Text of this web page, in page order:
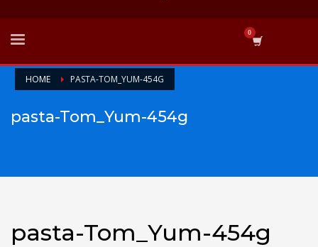
HOME PASTA-TOM_YUM-454G
pasta-Tom_Yum-454g
pasta-Tom_Yum-454g